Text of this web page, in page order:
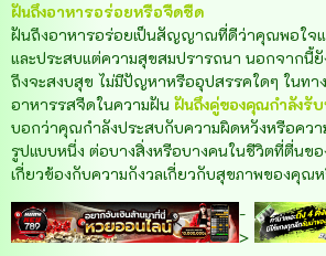
ฝันถึงอาหารอร่อยหรือจืดชืด
ฝันถึงอาหารอร่อยเป็นสัญญาณที่ดีว่าคุณพอใจ
และประสบแต่ความสุขสมปรารถนา นอกจากนี้ยั
ถึงจะสงบสุข ไม่มีปัญหาหรืออุปสรรคใดๆ ในท
อาหารรสจืดในความฝัน ฝันถึงคู่ของคุณกำลังรั
บอกว่าคุณกำลังประสบกับความผิดหวังหรือควา
รูปแบบหนึ่ง ต่อบางสิ่งหรือบางคนในชีวิตที่ตื่นข
เกี่ยวข้องกับความกังวลเกี่ยวกับสุขภาพของคุณ
-
>